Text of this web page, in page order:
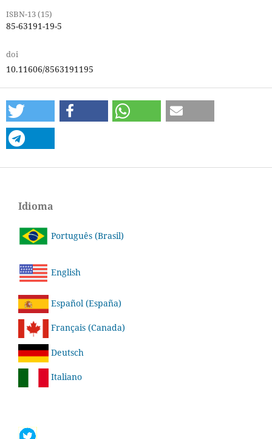
ISBN-13 (15)
85-63191-19-5
doi
10.11606/8563191195
Idioma
Português (Brasil)
English
Español (España)
Français (Canada)
Deutsch
Italiano